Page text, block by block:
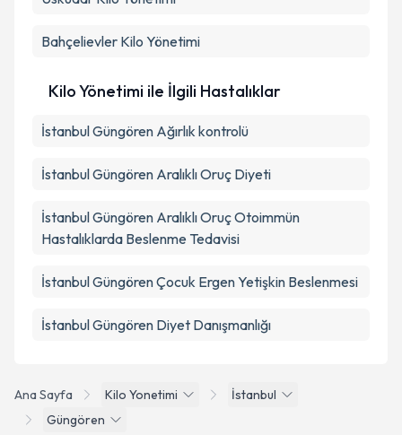
Ana Sayfa Kilo Yonetimi
İstanbul
Güngören
Bahçelievler Kilo Yönetimi
Kilo Yönetimi ile İlgili Hastalıklar
İstanbul Güngören Ağırlık kontrolü
İstanbul Güngören Aralıklı Oruç Diyeti
İstanbul Güngören Aralıklı Oruç Otoimmün
Hastalıklarda Beslenme Tedavisi
İstanbul Güngören Çocuk Ergen Yetişkin Beslenmesi
İstanbul Güngören Diyet Danışmanlığı